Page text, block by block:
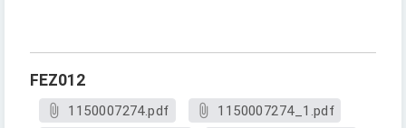
FEZ012
1150007274.pdf
1150007274_1.pdf